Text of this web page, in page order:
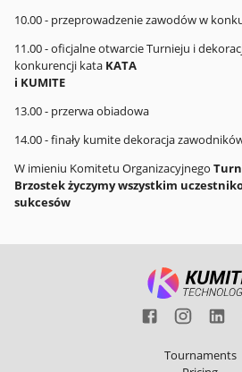
10.00 - przeprowadzenie zawodów w
11.00 - oficjalne otwarcie Turnieju i
konkurencji kata KATA
i KUMITE
13.00 - przerwa obiadowa
14.00 - finały kumite dekoracja
W imieniu Komitetu Organizacyjnego
Brzostek życzymy wszystkim
sukcesów
Tournaments